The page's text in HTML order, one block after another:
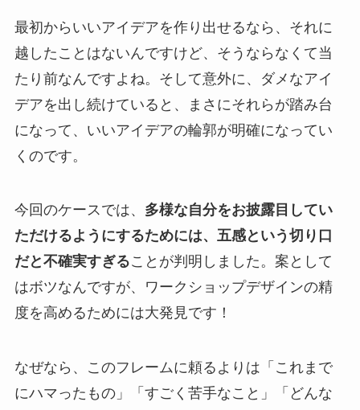
最初からいいアイデアを作り出せるなら、それに
越したことはないんですけど、そうならなくて当
たり前なんですよね。そして意外に、ダメなアイ
デアを出し続けていると、まさにそれらが踏み台
になって、いいアイデアの輪郭が明確になってい
くのです。
今回のケースでは、 多様な自分をお披露目してい
ただけるようにするためには、五感という切り口
だと不確実すぎることが判明しました。案として
はボツなんですが、ワークショップデザインの精
度を高めるためには大発見です！
なぜなら、このフレームに頼るよりは「これまで
にハマったもの」「すごく苦手なこと」「どんな